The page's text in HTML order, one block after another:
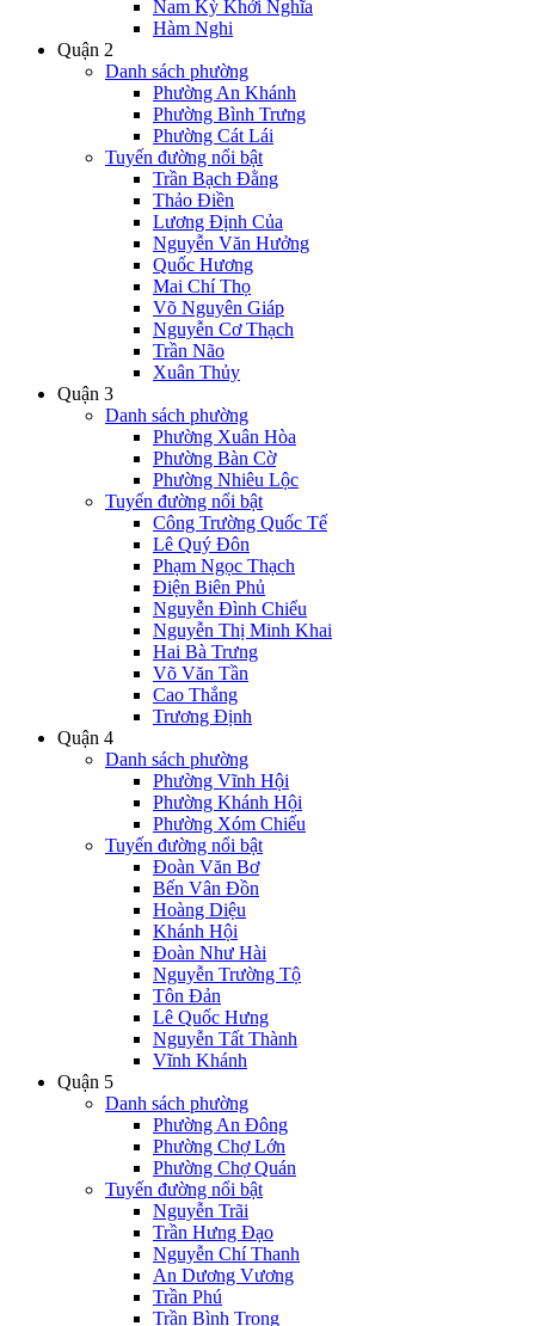
Nam Kỳ Khởi Nghĩa
Hàm Nghi
Quận 2
Danh sách phường
Phường An Khánh
Phường Bình Trưng
Phường Cát Lái
Tuyến đường nổi bật
Trần Bạch Đằng
Thảo Điền
Lương Định Của
Nguyễn Văn Hưởng
Quốc Hương
Mai Chí Thọ
Võ Nguyên Giáp
Nguyễn Cơ Thạch
Trần Não
Xuân Thủy
Quận 3
Danh sách phường
Phường Xuân Hòa
Phường Bàn Cờ
Phường Nhiêu Lộc
Tuyến đường nổi bật
Công Trường Quốc Tế
Lê Quý Đôn
Phạm Ngọc Thạch
Điện Biên Phủ
Nguyễn Đình Chiểu
Nguyễn Thị Minh Khai
Hai Bà Trưng
Võ Văn Tần
Cao Thắng
Trương Định
Quận 4
Danh sách phường
Phường Vĩnh Hội
Phường Khánh Hội
Phường Xóm Chiếu
Tuyến đường nổi bật
Đoàn Văn Bơ
Bến Vân Đồn
Hoàng Diệu
Khánh Hội
Đoàn Như Hài
Nguyễn Trường Tộ
Tôn Đản
Lê Quốc Hưng
Nguyễn Tất Thành
Vĩnh Khánh
Quận 5
Danh sách phường
Phường An Đông
Phường Chợ Lớn
Phường Chợ Quán
Tuyến đường nổi bật
Nguyễn Trãi
Trần Hưng Đạo
Nguyễn Chí Thanh
An Dương Vương
Trần Phú
Trần Bình Trọng